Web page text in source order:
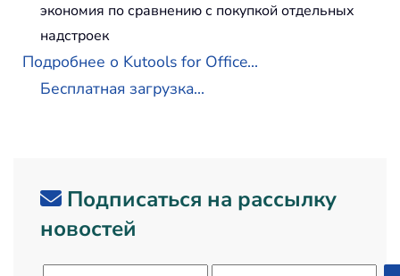
экономия по сравнению с покупкой отдельных
надстроек
Подробнее о Kutools for Office...
Бесплатная загрузка...
Подписаться на рассылку
новостей